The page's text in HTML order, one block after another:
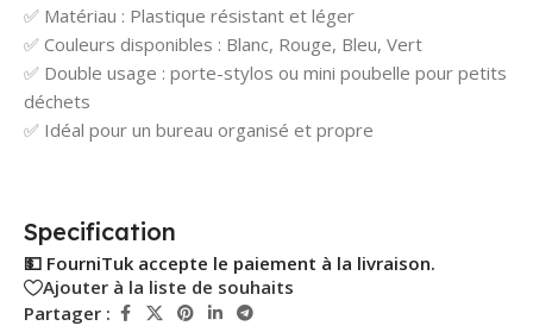
✅ Matériau : Plastique résistant et léger
✅ Couleurs disponibles : Blanc, Rouge, Bleu, Vert
✅ Double usage : porte-stylos ou mini poubelle pour petits
déchets
✅ Idéal pour un bureau organisé et propre
Specification
💵 FourniTuk accepte le paiement à la livraison.
Ajouter à la liste de souhaits
Partager :